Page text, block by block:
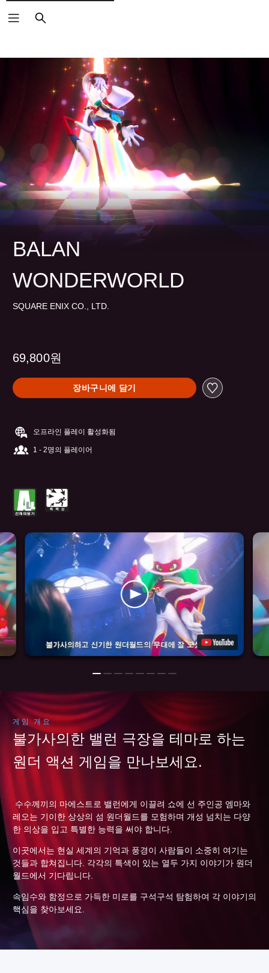
검
색
BALAN
WONDERWORLD
SQUARE ENIX CO., LTD.
69,800원
장바구니에 담기
오프라인 플레이 활성화됨
1 - 2명의 플레이어
게임 개요
불가사의한 밸런 극장을 테마로 하는
원더 액션 게임을 만나보세요.
수수께끼의 마에스트로 밸런에게 이끌려 쇼에 선 주인공 엠마와
레오는 기이한 상상의 섬 원더월드를 모험하며 개성 넘치는 다양
한 의상을 입고 특별한 능력을 써야 합니다.
이곳에서는 현실 세계의 기억과 풍경이 사람들이 소중히 여기는
것들과 합쳐집니다. 각각의 특색이 있는 열두 가지 이야기가 원더
월드에서 기다립니다.
속임수와 함정으로 가득한 미로를 구석구석 탐험하여 각 이야기의
핵심을 찾아보세요.